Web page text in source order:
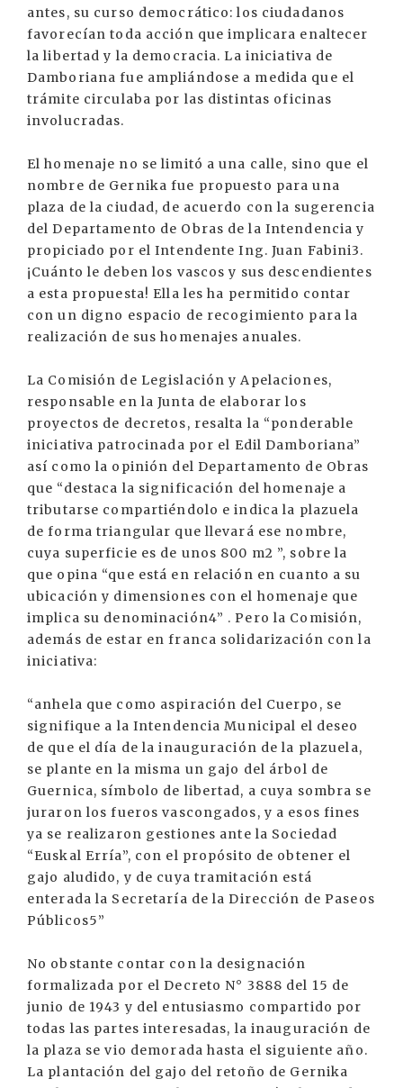
antes, su curso democrático: los ciudadanos
favorecían toda acción que implicara enaltecer
la libertad y la democracia. La iniciativa de
Damboriana fue ampliándose a medida que el
trámite circulaba por las distintas oficinas
involucradas.
El homenaje no se limitó a una calle, sino que el
nombre de Gernika fue propuesto para una
plaza de la ciudad, de acuerdo con la sugerencia
del Departamento de Obras de la Intendencia y
propiciado por el Intendente Ing. Juan Fabini3.
¡Cuánto le deben los vascos y sus descendientes
a esta propuesta! Ella les ha permitido contar
con un digno espacio de recogimiento para la
realización de sus homenajes anuales.
La Comisión de Legislación y Apelaciones,
responsable en la Junta de elaborar los
proyectos de decretos, resalta la “ponderable
iniciativa patrocinada por el Edil Damboriana”
así como la opinión del Departamento de Obras
que “destaca la significación del homenaje a
tributarse compartiéndolo e indica la plazuela
de forma triangular que llevará ese nombre,
cuya superficie es de unos 800 m2 ”, sobre la
que opina “que está en relación en cuanto a su
ubicación y dimensiones con el homenaje que
implica su denominación4” . Pero la Comisión,
además de estar en franca solidarización con la
iniciativa:
“anhela que como aspiración del Cuerpo, se
signifique a la Intendencia Municipal el deseo
de que el día de la inauguración de la plazuela,
se plante en la misma un gajo del árbol de
Guernica, símbolo de libertad, a cuya sombra se
juraron los fueros vascongados, y a esos fines
ya se realizaron gestiones ante la Sociedad
“Euskal Erría”, con el propósito de obtener el
gajo aludido, y de cuya tramitación está
enterada la Secretaría de la Dirección de Paseos
Públicos5”
No obstante contar con la designación
formalizada por el Decreto N° 3888 del 15 de
junio de 1943 y del entusiasmo compartido por
todas las partes interesadas, la inauguración de
la plaza se vio demorada hasta el siguiente año.
La plantación del gajo del retoño de Gernika